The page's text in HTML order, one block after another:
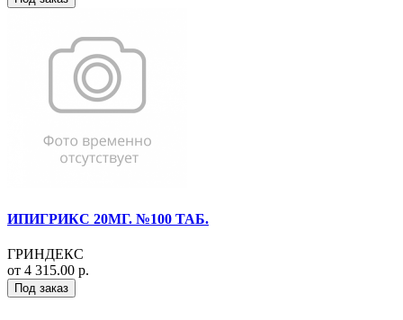
ИПИГРИКС 20МГ. №100 ТАБ.
ГРИНДЕКС
от 4 315.00 р.
Под заказ